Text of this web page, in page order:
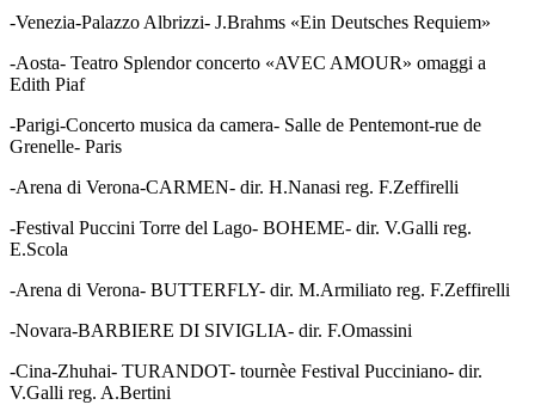
-Venezia-Palazzo Albrizzi- J.Brahms «Ein Deutsches Requiem»
-Aosta- Teatro Splendor concerto «AVEC AMOUR» omaggi a
Edith Piaf
-Parigi-Concerto musica da camera- Salle de Pentemont-rue de
Grenelle- Paris
-Arena di Verona-CARMEN- dir. H.Nanasi reg. F.Zeffirelli
-Festival Puccini Torre del Lago- BOHEME- dir. V.Galli reg.
E.Scola
-Arena di Verona- BUTTERFLY- dir. M.Armiliato reg. F.Zeffirelli
-Novara-BARBIERE DI SIVIGLIA- dir. F.Omassini
-Cina-Zhuhai- TURANDOT- tournèe Festival Pucciniano- dir.
V.Galli reg. A.Bertini